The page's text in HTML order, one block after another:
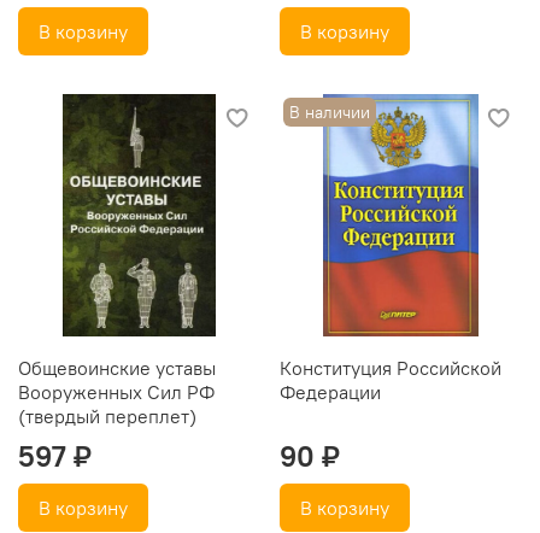
В корзину В корзину
Общевоинские уставы
Вооруженных Сил РФ
(твердый переплет)
597 ₽
В корзину
В наличии
Конституция Российской
Федерации
90 ₽
В корзину